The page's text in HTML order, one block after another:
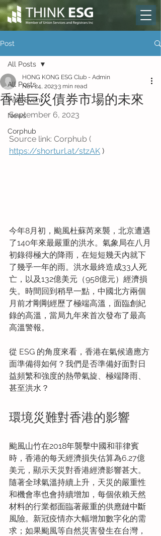
Post
All Posts
Past Event
News
Corphub
All Posts
香港巨災債券市場的未來
HONG KONG ESG Club - Admin
Nov 24, 20233 min read
September 6, 2023
Source link: Corphub (
https://shorturl.at/stzAK )
今年8月初，颱風杜蘇芮來襲，北京遭遇
了140年來最嚴重的洪水。氣象局在八月
初錄得極大的降雨，在短短幾天內就下
了幾乎一年的雨。洪水最終造成33人死
亡，以及132億美元（958億元）經濟損
失。時間回到稍早一點，中國北方兩個
月前才剛剛經歷了極端高溫，面臨創紀
錄的高溫，當局九年來首次發布了最高
高溫警報。
從 ESG 的角度來看，香港在氣候適應方
面準備得如何？我們是否準備好面對日
益頻繁和強度的熱帶氣旋、極端降雨、
甚至洪水？
環境災難對香港的影響
颱風山竹在2018年襲擊中國和菲律賓
時，香港的每天經濟損失估算為6.27億
美元，顯示天災對香港經濟影響甚大。
隨著全球氣溫持續上升，天災的嚴重性
和機會率也會持續增加，每個依賴天然
材料的行業都面臨著嚴重的供應鏈中斷
風險。新冠疫情亦大幅增加數字化的需
求；如果颱風等自然災害發生在台灣，